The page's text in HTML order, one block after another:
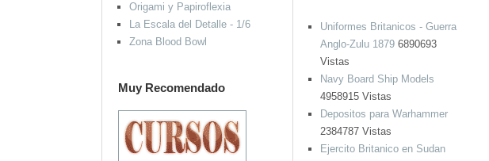
Uniformes Britanicos - Guerra
Anglo-Zulu 18796890693
Vistas
Navy Board Ship Models
4958915 Vistas
Depositos para Warhammer
2384787 Vistas
Ejercito Britanico en Sudan
Origami y Papiroflexia
La Escala del Detalle - 1/6
Zona Blood Bowl
Muy Recomendado